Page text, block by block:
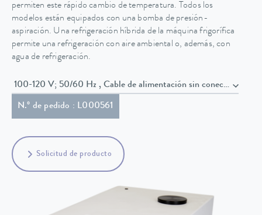
permiten este rápido cambio de temperatura. Todos los
modelos están equipados con una bomba de presión-
aspiración. Una refrigeración híbrida de la máquina frigorífica
permite una refrigeración con aire ambiental o, además, con
agua de refrigeración.
100-120 V; 50/60 Hz , Cable de alimentación sin conector
N.º de pedido : L000561
Solicitud de producto